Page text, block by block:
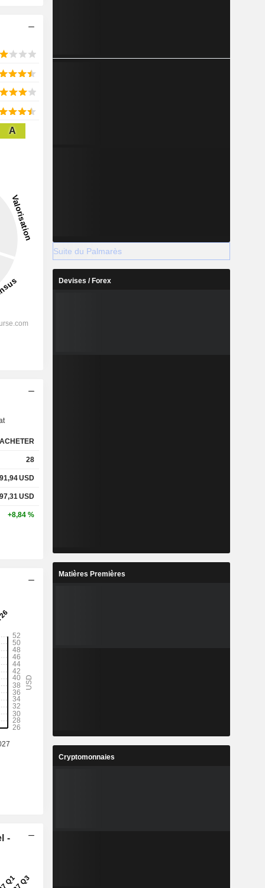
A
ACHETER
28
USD
USD
+8,84 %
-
Suite du Palmarès
Devises / Forex
Matières Premières
Cryptomonnaies